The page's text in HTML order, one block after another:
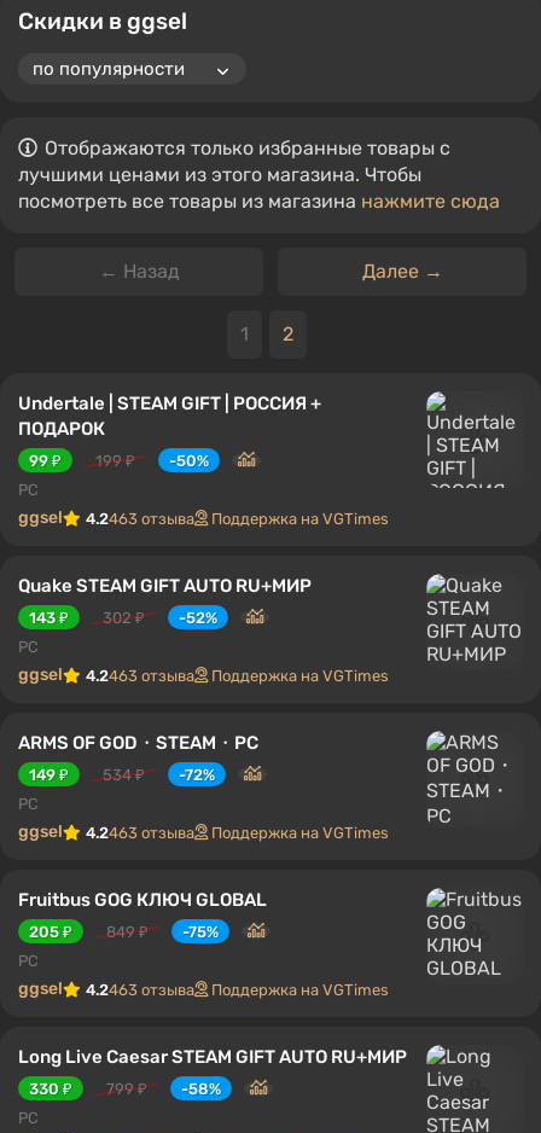
Скидки в ggsel
Отображаются только избранные товары с
лучшими ценами из этого магазина. Чтобы
посмотреть все товары из магазина нажмите сюда
← Назад Далее →
1 2
Undertale | STEAM GIFT | РОССИЯ +
ПОДАРОК
99 ₽ 199 ₽
-50%
PC
ggsel 4.2463 отзыва Поддержка на VGTimes
Quake STEAM GIFT AUTO RU+МИР
143 ₽ 302 ₽
-52%
PC
ggsel 4.2463 отзыва Поддержка на VGTimes
ARMS OF GOD・STEAM・PC
149 ₽ 534 ₽
-72%
PC
ggsel 4.2463 отзыва Поддержка на VGTimes
Fruitbus GOG КЛЮЧ GLOBAL
205 ₽ 849 ₽
-75%
PC
ggsel 4.2463 отзыва Поддержка на VGTimes
Long Live Caesar STEAM GIFT AUTO RU+МИР
330 ₽ 799 ₽
-58%
PC